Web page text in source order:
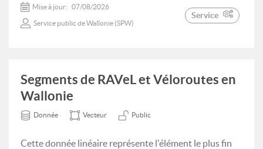
Mise à jour: 07/08/2026
Service public de Wallonie (SPW)
Service
Segments de RAVeL et Véloroutes en
Wallonie
Donnée Vecteur Public
Cette donnée linéaire représente l'élément le plus fin